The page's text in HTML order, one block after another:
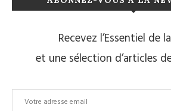
Recevez l’Essentiel de
et une sélection d’articles